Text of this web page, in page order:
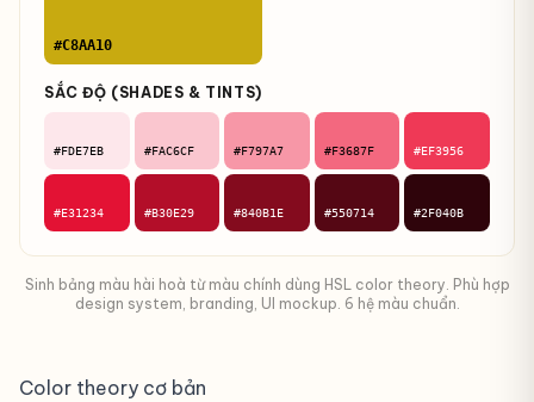
#C8AA10
SẮC ĐỘ (SHADES & TINTS)
#FDE7EB #FAC6CF #F797A7 #F3687F #EF3956
#E31234 #B30E29 #840B1E #550714 #2F040B
Sinh bảng màu hài hoà từ màu chính dùng HSL color theory. Phù hợp
design system, branding, UI mockup. 6 hệ màu chuẩn.
Color theory cơ bản